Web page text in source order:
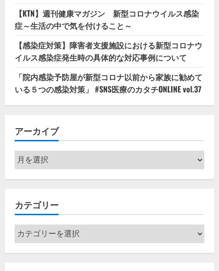
【KTN】週刊健康マガジン 新型コロナウイルス感染
症～生活の中で気を付けること～
【感染症対策】障害者支援施設における新型コロナウ
イルス感染症発生時の具体的な対応事例について
「院内感染予防屋が新型コロナ以前から家族に勧めて
いる５つの感染対策」 #SNS医療のカタチONLINE vol.37
アーカイブ
ア
ー
カ
ブ
カテゴリー
カ
テ
ゴ